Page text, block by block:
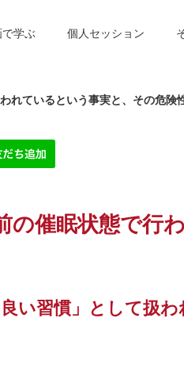
学ぶ 個人セッション
れているという事実と、その危険
の催眠状態で行
い習慣」として扱わ